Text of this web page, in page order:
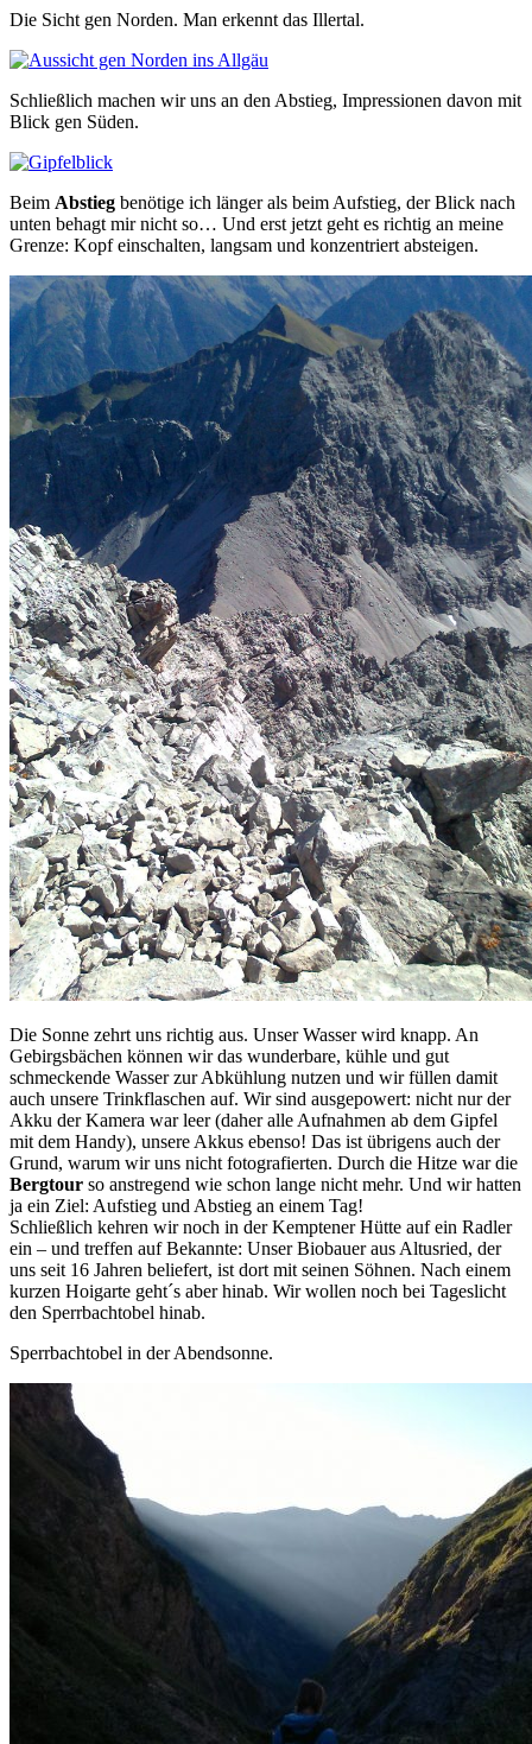
Die Sicht gen Norden. Man erkennt das Illertal.
Schließlich machen wir uns an den Abstieg, Impressionen davon mit
Blick gen Süden.
Beim Abstieg benötige ich länger als beim Aufstieg, der Blick nach
unten behagt mir nicht so… Und erst jetzt geht es richtig an meine
Grenze: Kopf einschalten, langsam und konzentriert absteigen.
Die Sonne zehrt uns richtig aus. Unser Wasser wird knapp. An
Gebirgsbächen können wir das wunderbare, kühle und gut
schmeckende Wasser zur Abkühlung nutzen und wir füllen damit
auch unsere Trinkflaschen auf. Wir sind ausgepowert: nicht nur der
Akku der Kamera war leer (daher alle Aufnahmen ab dem Gipfel
mit dem Handy), unsere Akkus ebenso! Das ist übrigens auch der
Grund, warum wir uns nicht fotografierten. Durch die Hitze war die
Bergtour so anstregend wie schon lange nicht mehr. Und wir hatten
ja ein Ziel: Aufstieg und Abstieg an einem Tag!
Schließlich kehren wir noch in der Kemptener Hütte auf ein Radler
ein – und treffen auf Bekannte: Unser Biobauer aus Altusried, der
uns seit 16 Jahren beliefert, ist dort mit seinen Söhnen. Nach einem
kurzen Hoigarte geht´s aber hinab. Wir wollen noch bei Tageslicht
den Sperrbachtobel hinab.
Sperrbachtobel in der Abendsonne.